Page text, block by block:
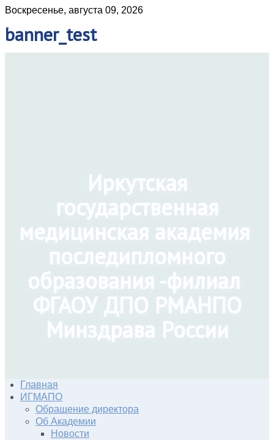
Воскресенье, августа 09, 2026
banner_test
Иркутская
государственная
медицинская академия
последипломного
образования -филиал
ФГАОУ ДПО РМАНПО
Минздрава России
Главная
ИГМАПО
Обращение директора
Об Академии
Новости